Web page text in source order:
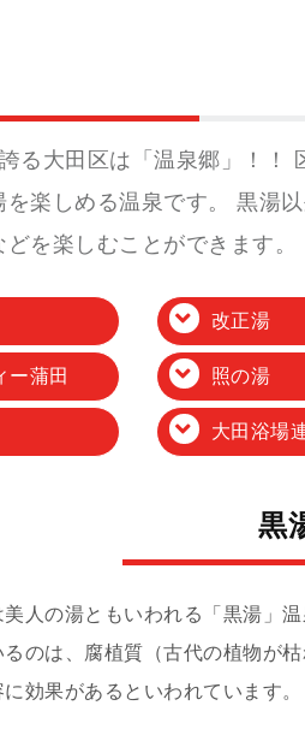
る大田区は「温泉郷」！！
を楽しめる温泉です。 黒湯
を楽しむことができます。
改正湯
ー蒲田 照の湯
大田浴場
黒
人の湯ともいわれる「黒湯」温
のは、腐植質（古代の植物が
効果があるといわれています。